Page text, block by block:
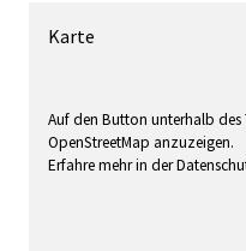
Karte
Auf den Button unterhalb des
OpenStreetMap anzuzeigen.
Erfahre mehr in der